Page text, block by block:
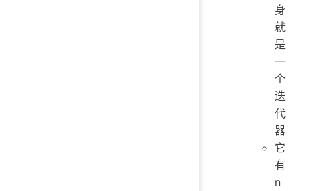
身
就
是
一
个
迭
代
器
它
有
n